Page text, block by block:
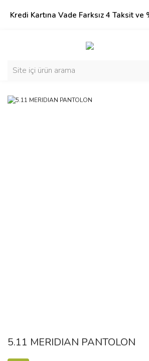
Kredi Kartına Vade Farksız 4 Taksit
5.11 MERIDIAN PANTOLON